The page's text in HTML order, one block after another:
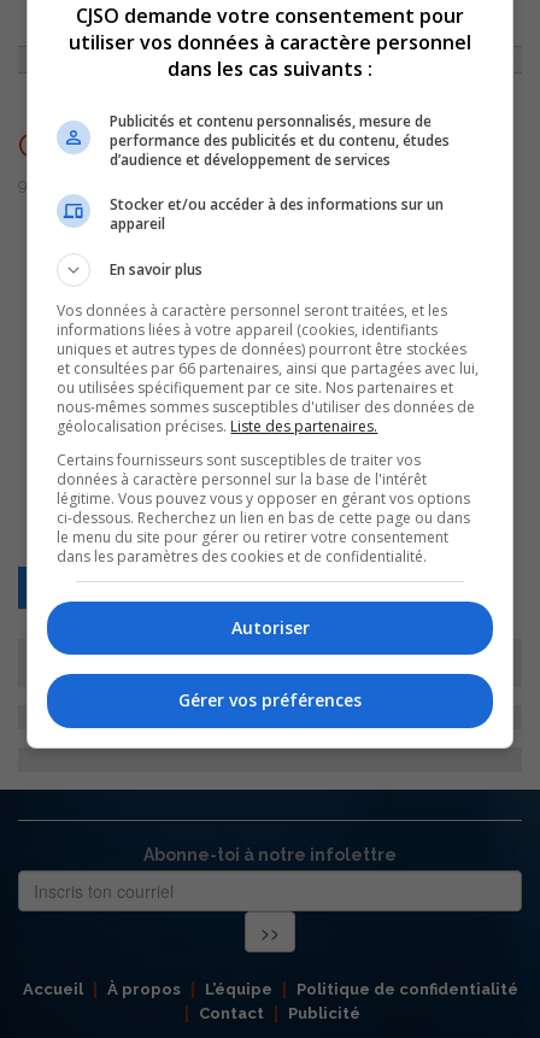
ACCUEIL»ACTUALITÉS»UN CHIEN RÉCUPÉRÉ PAR LES POMPIERS
SORELOIS SUR LES GLACES DE LA RICHELIEU»CHIENRECUPERERIVIERE
ChienRecupereRiviere
9 février 2023 | Par Sylvain Rochon
Retour
Abonne-toi à notre infolettre
Accueil À propos L’équipe
Politique de confidentialité
Contact
Publicité
CJSO demande votre consentement pour
utiliser vos données à caractère personnel
dans les cas suivants :
Publicités et contenu personnalisés, mesure de
performance des publicités et du contenu, études
d’audience et développement de services
Stocker et/ou accéder à des informations sur un
appareil
En savoir plus
Vos données à caractère personnel seront traitées, et les
informations liées à votre appareil (cookies, identifiants
uniques et autres types de données) pourront être stockées
et consultées par 66 partenaires, ainsi que partagées avec lui,
ou utilisées spécifiquement par ce site. Nos partenaires et
nous-mêmes sommes susceptibles d'utiliser des données de
géolocalisation précises. Liste des partenaires.
Certains fournisseurs sont susceptibles de traiter vos
données à caractère personnel sur la base de l'intérêt
légitime. Vous pouvez vous y opposer en gérant vos options
ci-dessous. Recherchez un lien en bas de cette page ou dans
le menu du site pour gérer ou retirer votre consentement
dans les paramètres des cookies et de confidentialité.
Autoriser
Gérer vos préférences